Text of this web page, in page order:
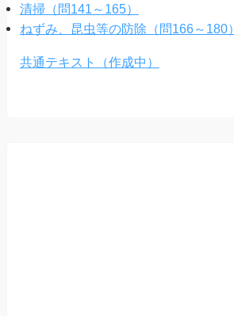
清掃（問141～165）
ねずみ、昆虫等の防除（問166～180）
共通テキスト（作成中）